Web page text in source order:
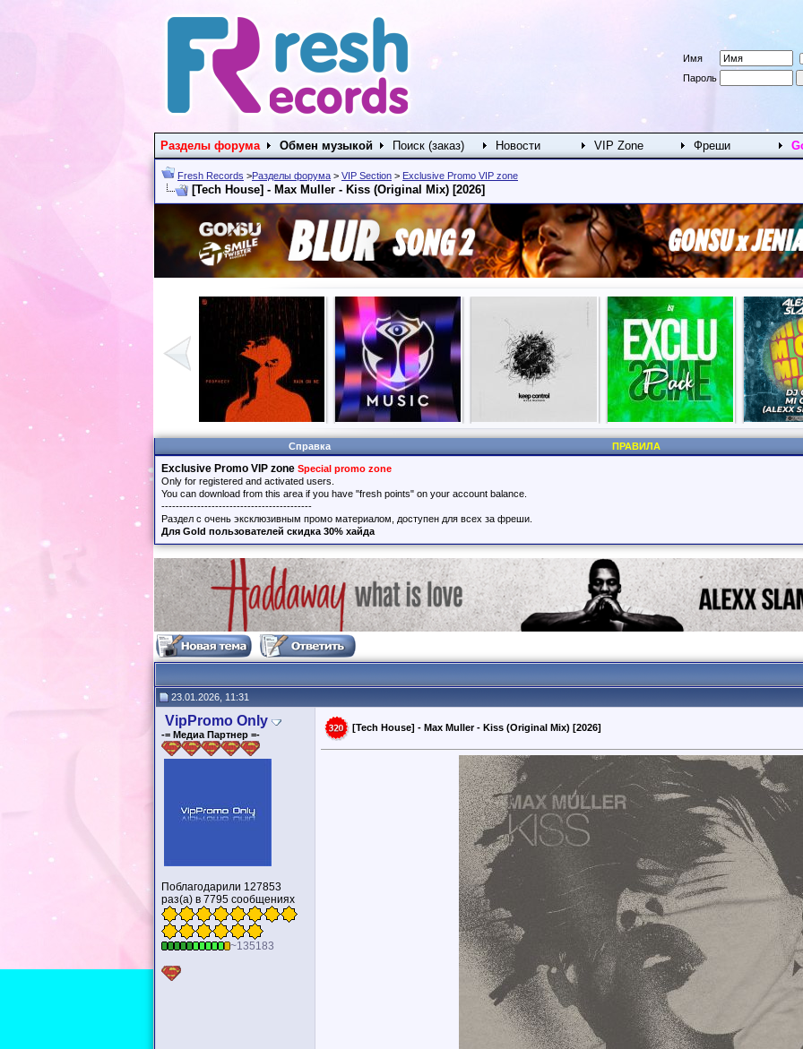
Имя
Пароль
Разделы форума Обмен музыкой Поиск (заказ) Новости VIP Zone Фреши
Fresh Records >Разделы форума > VIP Section > Exclusive Promo VIP zone
[Tech House] - Max Muller - Kiss (Original Mix) [2026]
Справка ПРАВИЛА
Exclusive Promo VIP zone Special promo zone
Only for registered and activated users.
You can download from this area if you have "fresh points" on your account balance.
------------------------------------------
Раздел с очень эксклюзивным промо материалом, доступен для всех за фреши.
Для Gold пользователей скидка 30% хайда
23.01.2026, 11:31
VipPromo Only
-= Медиа Партнер =-
Поблагодарили 127853
раз(а) в 7795 сообщениях
~135183
[Tech House] - Max Muller - Kiss (Original Mix) [2026]